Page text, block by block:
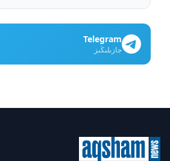
Telegram
جازىلىڭىز